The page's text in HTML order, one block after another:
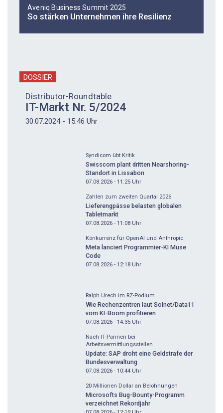
Aveniq Business Summit 2025
So stärken Unternehmen ihre Resilienz
DOSSIER
Distributor-Roundtable
IT-Markt Nr. 5/2024
30.07.2024 - 15:46 Uhr
Syndicom übt Kritik
Swisscom plant dritten Nearshoring-
Standort in Lissabon
07.08.2026 - 11:25 Uhr
Zahlen zum zweiten Quartal 2026
Lieferengpässe belasten globalen
Tabletmarkt
07.08.2026 - 11:08 Uhr
Konkurrenz für OpenAI und Anthropic
Meta lanciert Programmier-KI Muse
Code
07.08.2026 - 12:18 Uhr
Ralph Urech im RZ-Podium
Wie Rechenzentren laut Solnet/Data11
vom KI-Boom profitieren
07.08.2026 - 14:35 Uhr
Nach IT-Pannen bei
Arbeitsvermittlungsstellen
Update: SAP droht eine Geldstrafe der
Bundesverwaltung
07.08.2026 - 10:44 Uhr
20 Millionen Dollar an Belohnungen
Microsofts Bug-Bounty-Programm
verzeichnet Rekordjahr